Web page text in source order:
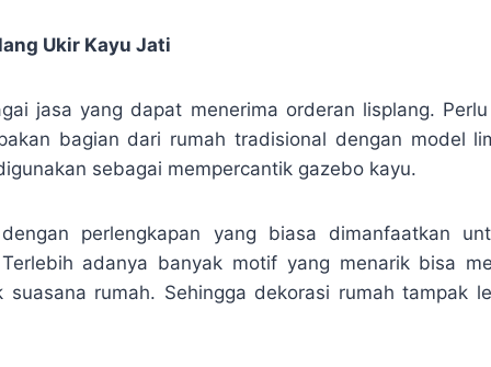
Ukir Kayu Jati
jasa yang dapat menerima orderan lisplang.
bagian dari rumah tradisional dengan model
sebagai mempercantik gazebo kayu.
perlengkapan yang biasa dimanfaatkan
adanya banyak motif yang menarik bisa
suasana rumah. Sehingga dekorasi rumah tampak